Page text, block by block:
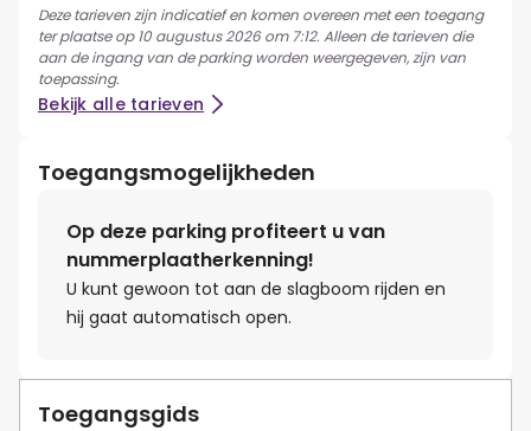
Deze tarieven zijn indicatief en komen overeen met een toegang
ter plaatse op 10 augustus 2026 om 7:12. Alleen de tarieven die
aan de ingang van de parking worden weergegeven, zijn van
toepassing.
Bekijk alle tarieven
Toegangsmogelijkheden
Op deze parking profiteert u van
nummerplaatherkenning!
U kunt gewoon tot aan de slagboom rijden en
hij gaat automatisch open.
Toegangsgids